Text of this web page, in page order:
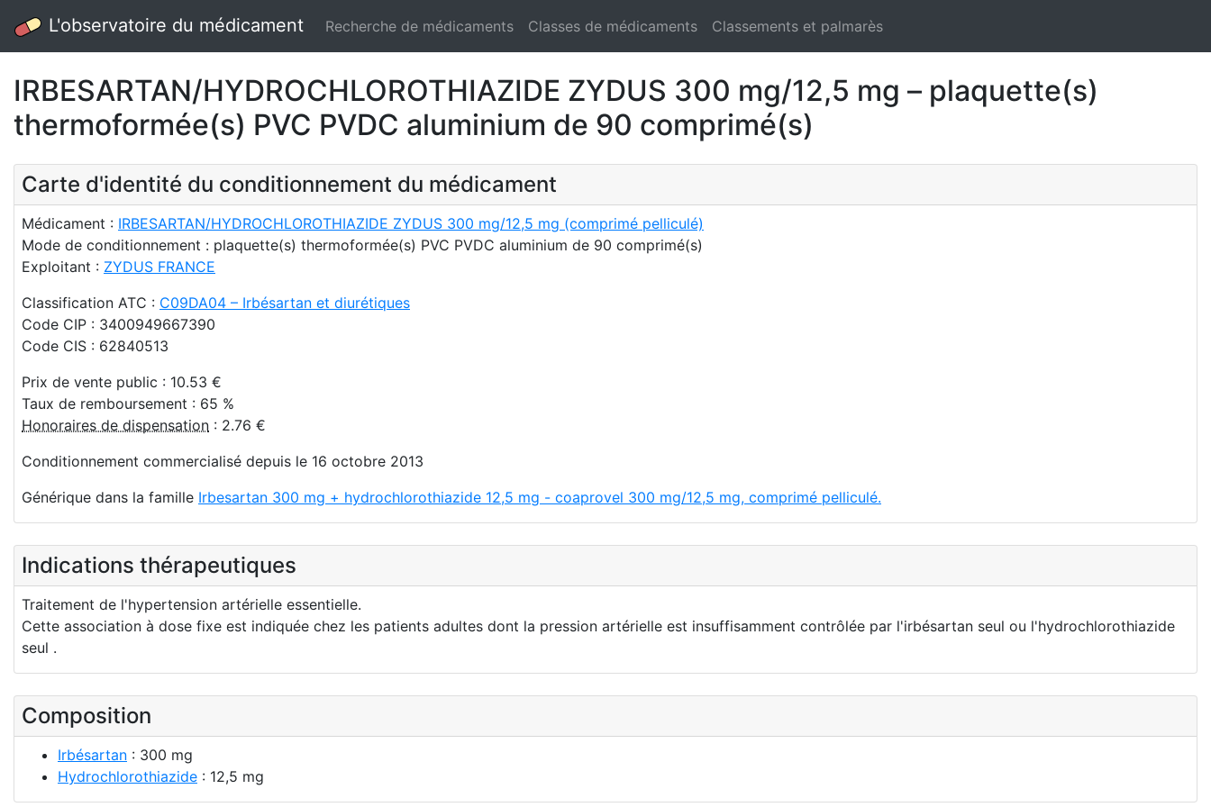
L'observatoire du médicament Recherche de médicaments Classes de médicaments Classements et palmarès
IRBESARTAN/HYDROCHLOROTHIAZIDE ZYDUS 300 mg/12,5 mg – plaquette(s)
thermoformée(s) PVC PVDC aluminium de 90 comprimé(s)
Carte d'identité du conditionnement du médicament
Médicament : IRBESARTAN/HYDROCHLOROTHIAZIDE ZYDUS 300 mg/12,5 mg (comprimé pelliculé)
Mode de conditionnement : plaquette(s) thermoformée(s) PVC PVDC aluminium de 90 comprimé(s)
Exploitant : ZYDUS FRANCE
Classification ATC : C09DA04 – Irbésartan et diurétiques
Code CIP : 3400949667390
Code CIS : 62840513
Prix de vente public : 10.53 €
Taux de remboursement : 65 %
Honoraires de dispensation : 2.76 €
Conditionnement commercialisé depuis le 16 octobre 2013
Générique dans la famille Irbesartan 300 mg + hydrochlorothiazide 12,5 mg - coaprovel 300 mg/12,5 mg, comprimé pelliculé.
Indications thérapeutiques
Traitement de l'hypertension artérielle essentielle.
Cette association à dose fixe est indiquée chez les patients adultes dont la pression artérielle est insuffisamment contrôlée par l'irbésartan seul ou l'hydrochlorothiazide
seul .
Composition
Irbésartan : 300 mg
Hydrochlorothiazide : 12,5 mg